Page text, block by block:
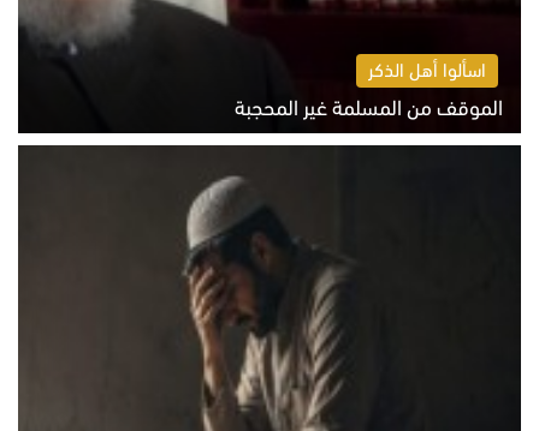
اسألوا أهل الذكر
الموقف من المسلمة غير المحجبة
الخميس 6 أغسطس 2026 10:45 ص